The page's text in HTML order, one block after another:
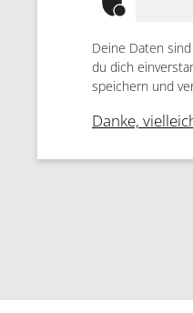
Deine Daten
du dich
speichern und
Danke,